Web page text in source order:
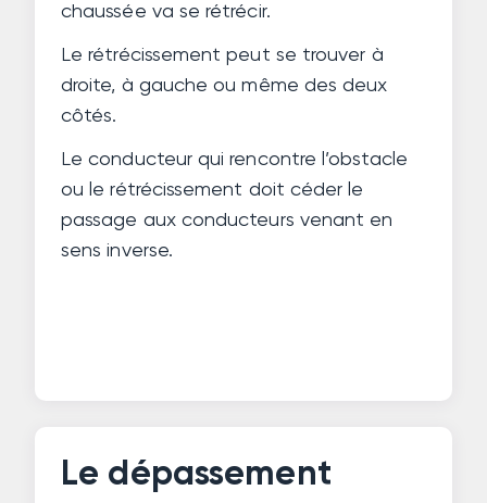
chaussée va se rétrécir.
Le rétrécissement peut se trouver à
droite, à gauche ou même des deux
côtés.
Le conducteur qui rencontre l’obstacle
ou le rétrécissement doit céder le
passage aux conducteurs venant en
sens inverse.
Le dépassement